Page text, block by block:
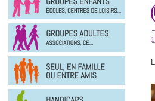
adultes
entre